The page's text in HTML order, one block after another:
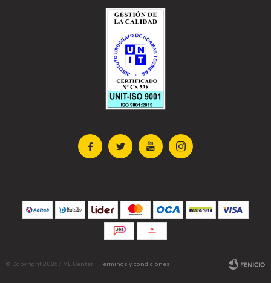
   
© Copyright 2026 / ML Center Términos y condiciones